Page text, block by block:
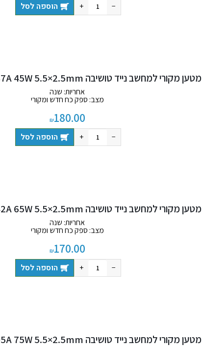
הוספה לסל −
+
מטען מקורי למחשב נייד טושיבה Toshiba 19V 2.37A 45W 5.5×2.5mm
אחריות: שנה
מצב: ספק כח חדש ומקורי
₪180.00
הוספה לסל −
+
מטען מקורי למחשב נייד טושיבה Toshiba 19V 3.42A 65W 5.5×2.5mm
אחריות: שנה
מצב: ספק כח חדש ומקורי
₪170.00
הוספה לסל −
+
מטען מקורי למחשב נייד טושיבה Toshiba 19V 3.95A 75W 5.5×2.5mm